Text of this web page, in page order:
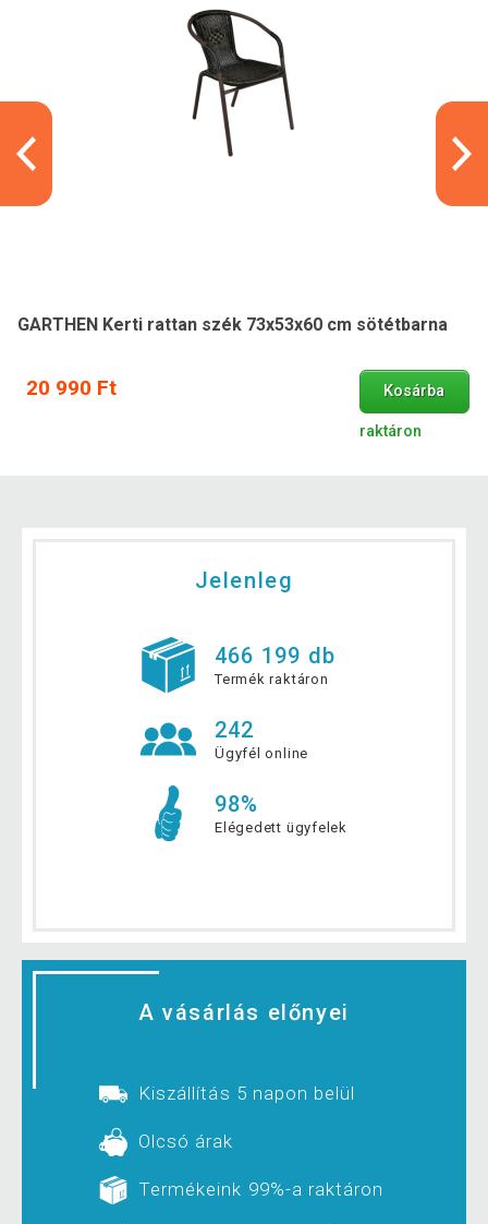
GARTHEN Kerti rattan szék 73x53x60 cm sötétbarna
20 990 Ft Kosárba
raktáron
Jelenleg
466 199 db
Termék raktáron
242
Ügyfél online
98%
Elégedett ügyfelek
A vásárlás előnyei
Kiszállítás 5 napon belül
Olcsó árak
Termékeink 99%-a raktáron